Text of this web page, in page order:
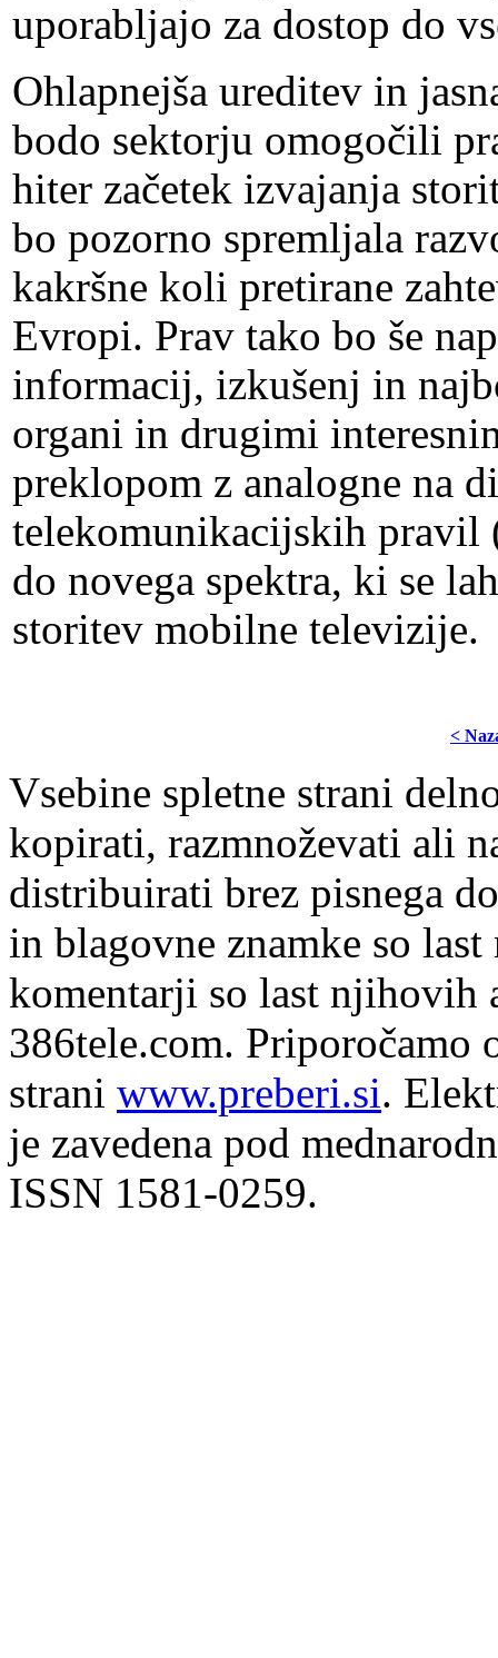
uporabljajo za dostop do
Ohlapnejša ureditev in
bodo sektorju omogočili
hiter začetek izvajanja
bo pozorno spremljala
kakršne koli pretirane
Evropi. Prav tako bo še
informacij, izkušenj in
organi in drugimi
preklopom z analogne na
telekomunikacijskih pravil
do novega spektra, ki se
storitev mobilne televizije.
<
Vsebine spletne strani
kopirati, razmnoževati ali
distribuirati brez pisnega
in blagovne znamke so
komentarji so last njihovih
386tele.com. Priporočamo
strani www.preberi.si.
je zavedena pod
ISSN 1581-0259.